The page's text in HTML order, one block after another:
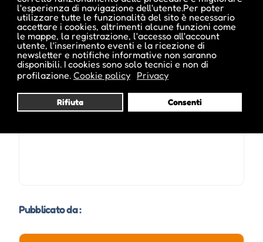
l'esperienza di navigazione dell'utente.Per poter
utilizzare tutte le funzionalità del sito è necessario
accettare i cookies, altrimenti alcune funzioni come
le mappe, la registrazione, l'accesso all'account
utente, l'inserimento eventi e la ricezione di
newsletter e notifiche informative non saranno
disponibili. I cookies sono solo tecnici e non di
profilazione. Cookie policy Privacy
Rifiuta Consenti
Date e orari evento :
Pubblicato da :